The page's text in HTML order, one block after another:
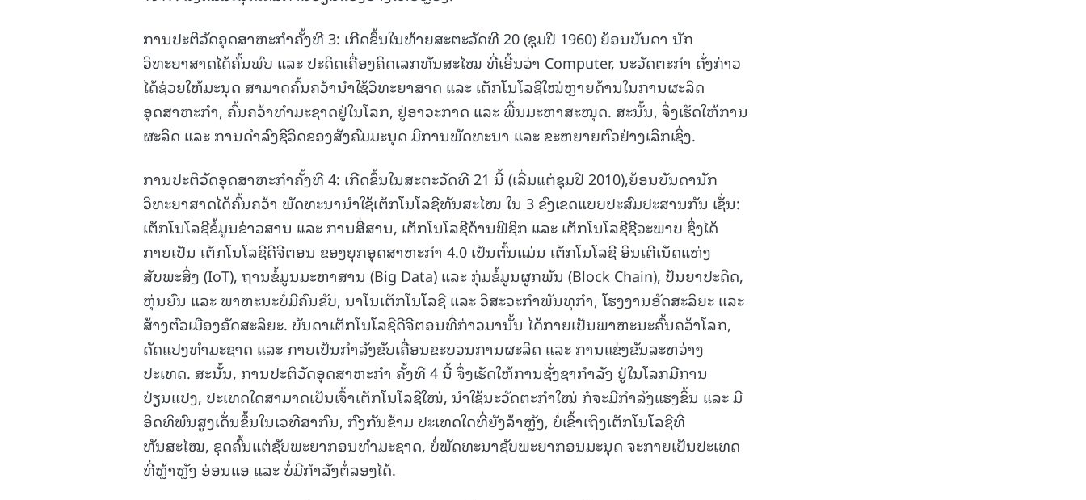
ການປະຕິວັດອຸດສາຫະກຳຄັ້ງທີ 3: ເກີດຂຶ້ນໃນທ້າຍສະຕະວັດທີ 20 (ຊຸມປີ 1960) ຍ້ອນບັນດາ ນັກ
ວິທະຍາສາດໄດ້ຄົ້ນພົບ ແລະ ປະດິດເຄື່ອງຄິດເລກທັນສະໄໝ ທີ່ເອີ້ນວ່າ Computer, ນະວັດຕະກຳ ດັ່ງກ່າວ
ໄດ້ຊ່ວຍໃຫ້ມະນຸດ ສາມາດຄົ້ນຄວ້ານໍາໃຊ້ວິທະຍາສາດ ແລະ ເຕັກໂນໂລຊີໃໝ່ຫຼາຍດ້ານໃນການຜະລິດ
ອຸດສາຫະກຳ, ຄົ້ນຄວ້າທຳມະຊາດຢູ່ໃນໂລກ, ຢູ່ອາວະກາດ ແລະ ພື້ນມະຫາສະໝຸດ. ສະນັ້ນ, ຈຶ່ງເຮັດໃຫ້ການ
ຜະລິດ ແລະ ການດຳລົງຊີວິດຂອງສັງຄົມມະນຸດ ມີການພັດທະນາ ແລະ ຂະຫຍາຍຕົວຢ່າງເລິກເຊິ່ງ.
ການປະຕິວັດອຸດສາຫະກຳຄັ້ງທີ 4: ເກີດຂຶ້ນໃນສະຕະວັດທີ 21 ນີ້ (ເລີ່ມແຕ່ຊຸມປີ 2010),ຍ້ອນບັນດານັກ
ວິທະຍາສາດໄດ້ຄົ້ນຄວ້າ ພັດທະນານໍາໃຊ້ເຕັກໂນໂລຊີທັນສະໄໝ ໃນ 3 ຂົງເຂດແບບປະສົມປະສານກັນ ເຊັ່ນ:
ເຕັກໂນໂລຊີຂໍ້ມູນຂ່າວສານ ແລະ ການສື່ສານ, ເຕັກໂນໂລຊີດ້ານຟີຊິກ ແລະ ເຕັກໂນໂລຊີຊີວະພາບ ຊຶ່ງໄດ້
ກາຍເປັນ ເຕັກໂນໂລຊີດີຈີຕອນ ຂອງຍຸກອຸດສາຫະກຳ 4.0 ເປັນຕົ້ນແມ່ນ ເຕັກໂນໂລຊີ ອິນເຕີເນັດແຫ່ງ
ສັບພະສິ່ງ (IoT), ຖານຂໍ້ມູນມະຫາສານ (Big Data) ແລະ ກຸ່ມຂໍ້ມູນຜູກພັນ (Block Chain), ປັນຍາປະດິດ,
ຫຸ່ນຍົນ ແລະ ພາຫະນະບໍ່ມີຄົນຂັບ, ນາໂນເຕັກໂນໂລຊີ ແລະ ວິສະວະກຳພັນທຸກຳ, ໂຮງງານອັດສະລິຍະ ແລະ
ສ້າງຕົວເມືອງອັດສະລິຍະ. ບັນດາເຕັກໂນໂລຊີດີຈີຕອນທີ່ກ່າວມານັ້ນ ໄດ້ກາຍເປັນພາຫະນະຄົ້ນຄວ້າໂລກ,
ດັດແປງທຳມະຊາດ ແລະ ກາຍເປັນກຳລັງຂັບເຄື່ອນຂະບວນການຜະລິດ ແລະ ການແຂ່ງຂັນລະຫວ່າງ
ປະເທດ. ສະນັ້ນ, ການປະຕິວັດອຸດສາຫະກຳ ຄັ້ງທີ 4 ນີ້ ຈຶ່ງເຮັດໃຫ້ການຊັ່ງຊາກຳລັງ ຢູ່ໃນໂລກມີການ
ປ່ຽນແປງ, ປະເທດໃດສາມາດເປັນເຈົ້າເຕັກໂນໂລຊີໃໝ່, ນຳໃຊ້ນະວັດຕະກຳໃໝ່ ກໍຈະມີກຳລັງແຮງຂຶ້ນ ແລະ ມີ
ອິດທິພົນສູງເດັ່ນຂຶ້ນໃນເວທີສາກົນ, ກົງກັນຂ້າມ ປະເທດໃດທີ່ຍັງລ້າຫຼັງ, ບໍ່ເຂົ້າເຖິງເຕັກໂນໂລຊີທີ່
ທັນສະໄໝ, ຂຸດຄົ້ນແຕ່ຊັບພະຍາກອນທຳມະຊາດ, ບໍ່ພັດທະນາຊັບພະຍາກອນມະນຸດ ຈະກາຍເປັນປະເທດ
ທີ່ຫຼ້າຫຼັງ ອ່ອນແອ ແລະ ບໍ່ມີກຳລັງຕໍ່ລອງໄດ້.